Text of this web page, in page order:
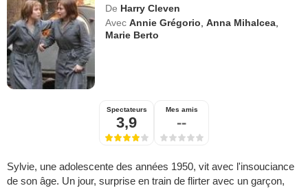
De Harry Cleven
Avec Annie Grégorio ,Anna Mihalcea
Marie Berto
Spectateurs
3,9
Mes amis
--
Sylvie, une adolescente des années 1950, vit avec l'insouciance
de son âge. Un jour, surprise en train de flirter avec un garçon,